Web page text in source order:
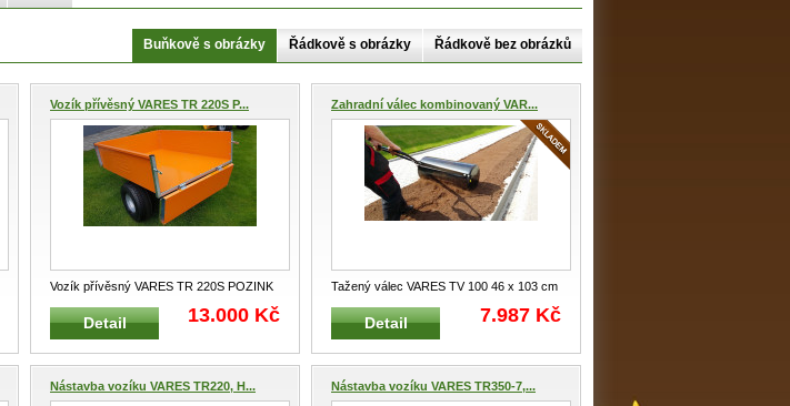
Buňkově s obrázky Řádkově s obrázky Řádkově bez obrázků
Vozík přívěsný VARES TR 220S P...
Vozík přívěsný VARES TR 220S POZINK
PLUS Tažený sklopný vozík pro při
Detail 13.000 Kč
Zahradní válec kombinovaný VAR...
Tažený válec VARES TV 100 46 x 103 cm
kombinovaný ruční a tažený Taže
Detail 7.987 Kč
Nástavba vozíku VARES TR220, H... Nástavba vozíku VARES TR350-7,...